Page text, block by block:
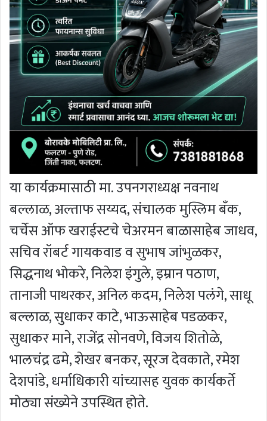
या कार्यक्रमासाठी मा. उपनगराध्यक्ष नवनाथ
बल्लाळ, अल्ताफ सय्यद, संचालक मुस्लिम बँक,
चर्चेस ऑफ खराईस्टचे चेअरमन बाळासाहेब जाधव,
सचिव रॉबर्ट गायकवाड व सुभाष जांभुळकर,
सिद्धनाथ भोकरे, निलेश इंगुले, इम्रान पठाण,
तानाजी पाथरकर, अनिल कदम, निलेश पलंगे, साधू
बल्लाळ, सुधाकर काटे, भाऊसाहेब पडळकर,
सुधाकर माने, राजेंद्र सोनवणे, विजय शितोळे,
भालचंद्र ढमे, शेखर बनकर, सूरज देवकाते, रमेश
देशपांडे, धर्माधिकारी यांच्यासह युवक कार्यकर्ते
मोठ्या संख्येने उपस्थित होते.